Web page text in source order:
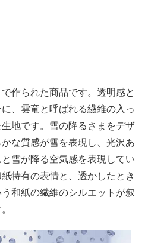
作られた商品です。透明感と
、雲竜と呼ばれる繊維の入っ
地です。雪の降るさまをデザ
な質感が雪を表現し、光沢あ
雪が降る空気感を表現してい
特有の表情と、透かしたとき
和紙の繊維のシルエットが叙